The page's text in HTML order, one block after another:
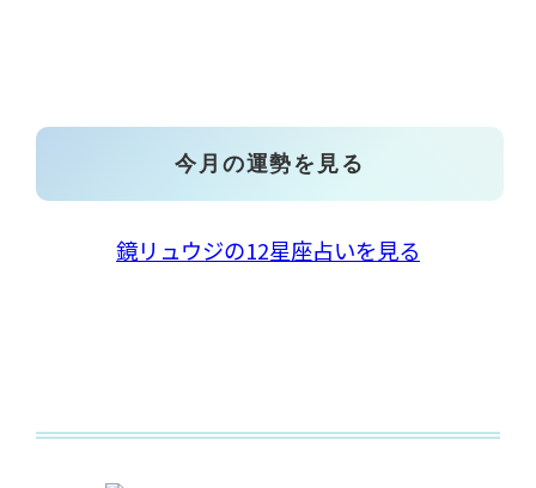
今月の運勢を見る
鏡リュウジの12星座占いを見る